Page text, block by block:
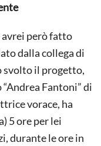
però fatto
dalla collega di
svolto il progetto,
Fantoni” di
vorace, ha
5 ore per lei
durante le ore in